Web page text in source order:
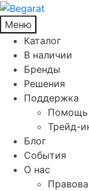
Меню
Каталог
В наличии
Бренды
Решения
Поддержка
Помощь
Трейд-
Блог
События
О нас